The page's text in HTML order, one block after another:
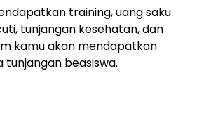
training, uang saku
tunjangan kesehatan, dan
kamu akan mendapatkan
beasiswa.